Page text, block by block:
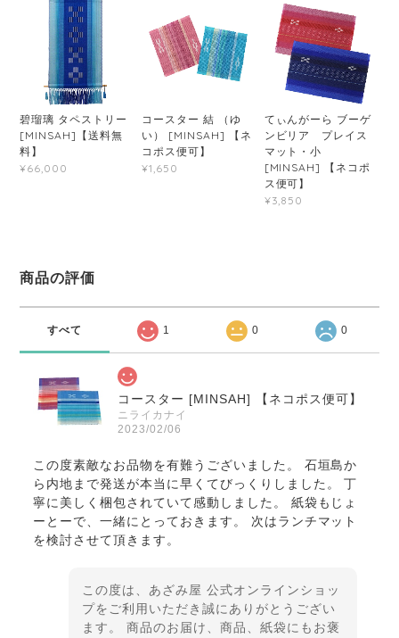
碧瑠璃 タペストリー
[MINSAH]【送料無
料】
¥66,000
コースター 結 （ゆ
い） [MINSAH] 【ネ
コポス便可】
¥1,650
てぃんがーら ブーゲ
ンビリア プレイス
マット・小
[MINSAH] 【ネコポ
ス便可】
¥3,850
商品の評価
すべて 1 0 0
コースター [MINSAH] 【ネコポス便可】
ニライカナイ
2023/02/06
この度素敵なお品物を有難うございました。 石垣島か
ら内地まで発送が本当に早くてびっくりしました。 丁
寧に美しく梱包されていて感動しました。 紙袋もじょ
ーとーで、一緒にとっておきます。 次はランチマット
を検討させて頂きます。
この度は、あざみ屋 公式オンラインショッ
プをご利用いただき誠にありがとうござい
ます。 商品のお届け、商品、紙袋にもお褒